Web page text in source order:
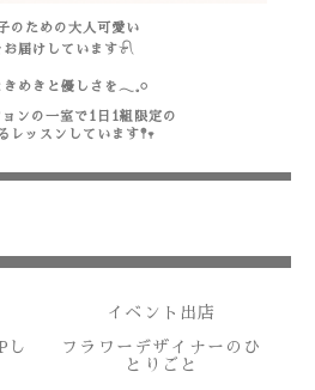
のための大人可愛い
お届けしています𓍯
きめきと優しさを𓂃𓈒𓏸
ンの一室で1日1組限定の
レッスンしています𖤣𖥧
イベント出店
し
フラワーデザイナーのひ
とりごと